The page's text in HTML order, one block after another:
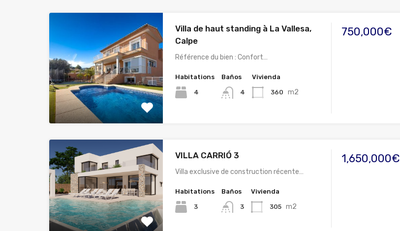
Villa de haut standing à La Vallesa,
Calpe
Référence du bien : Confort…
Habitations
4
Baños
4
Vivienda
360 m2
750,000€
VILLA CARRIÓ 3
Villa exclusive de construction récente…
Habitations
3
Baños
3
Vivienda
305 m2
1,650,000€